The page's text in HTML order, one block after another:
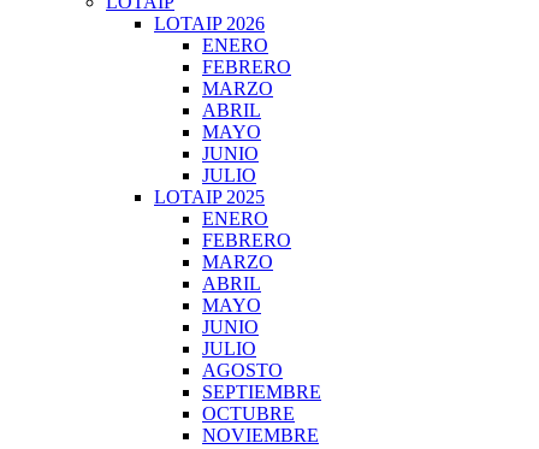
LOTAIP 2026
ENERO
FEBRERO
MARZO
ABRIL
MAYO
JUNIO
JULIO
LOTAIP 2025
ENERO
FEBRERO
MARZO
ABRIL
MAYO
JUNIO
JULIO
AGOSTO
SEPTIEMBRE
OCTUBRE
NOVIEMBRE